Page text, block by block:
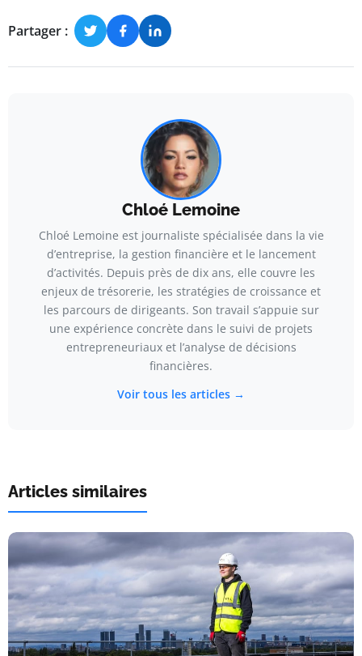
Partager :
Chloé Lemoine
Chloé Lemoine est journaliste spécialisée dans la vie
d’entreprise, la gestion financière et le lancement
d’activités. Depuis près de dix ans, elle couvre les
enjeux de trésorerie, les stratégies de croissance et
les parcours de dirigeants. Son travail s’appuie sur
une expérience concrète dans le suivi de projets
entrepreneuriaux et l’analyse de décisions
financières.
Voir tous les articles →
Articles similaires